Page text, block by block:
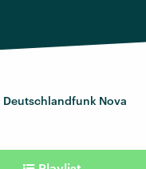
Deutschlandfunk Nova